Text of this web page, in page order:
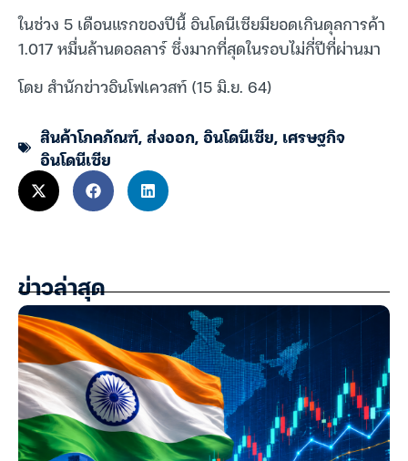
ในช่วง 5 เดือนแรกของปีนี้ อินโดนีเซียมียอดเกินดุลการค้า
1.017 หมื่นล้านดอลลาร์ ซึ่งมากที่สุดในรอบไม่กี่ปีที่ผ่านมา
โดย สำนักข่าวอินโฟเควสท์ (15 มิ.ย. 64)
สินค้าโภคภัณฑ์,ส่งออก,อินโดนีเซีย, เศรษฐกิจ
อินโดนีเซีย
ข่าวล่าสุด